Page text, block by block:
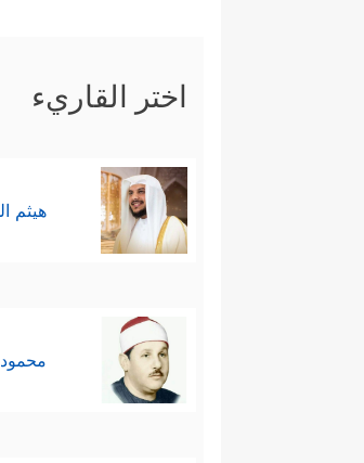
اختر القاريء
هيثم
محمود